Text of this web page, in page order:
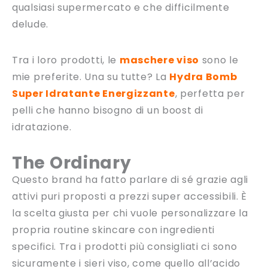
qualsiasi supermercato e che difficilmente
delude.
Tra i loro prodotti, le maschere viso sono le
mie preferite. Una su tutte? La Hydra Bomb
Super Idratante Energizzante, perfetta per
pelli che hanno bisogno di un boost di
idratazione.
The Ordinary
Questo brand ha fatto parlare di sé grazie agli
attivi puri proposti a prezzi super accessibili. È
la scelta giusta per chi vuole personalizzare la
propria routine skincare con ingredienti
specifici. Tra i prodotti più consigliati ci sono
sicuramente i sieri viso, come quello all’acido